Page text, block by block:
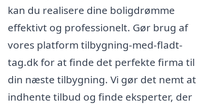
kan du realisere dine boligdrømme
effektivt og professionelt. Gør brug af
vores platform tilbygning-med-fladt-
tag.dk for at finde det perfekte firma til
din næste tilbygning. Vi gør det nemt at
indhente tilbud og finde eksperter, der